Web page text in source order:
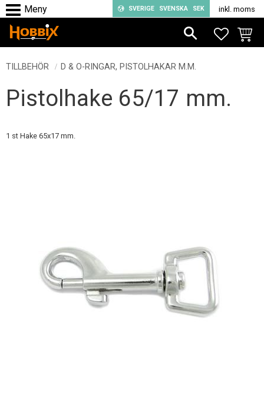
Meny
SVERIGE SVENSKA SEK inkl. moms
TILLBEHÖR D & O-RINGAR, PISTOLHAKAR M.M.
Pistolhake 65/17 mm.
1 st Hake 65x17 mm.